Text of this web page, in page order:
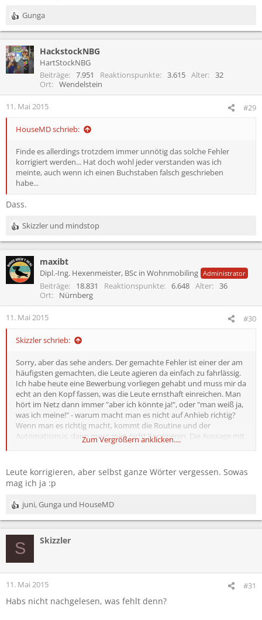
R
e
k
t
i
n
e
Gunga
HackstockNBG
HartStockNBG
Beiträge
7.951 Reaktionspunkte 3.615 Alter
32
Ort
Wendelstein
11. Mai 2015 #29
HouseMD schrieb:
Finde es allerdings trotzdem immer unnötig das solche Fehler
korrigiert werden... Hat doch wohl jeder verstanden was ich
meinte, auch wenn ich einen Buchstaben falsch geschrieben
habe...
Dass.
R
e
k
t
i
n
e
Skizzler und mindstop
maxibt
Dipl.-Ing. Hexenmeister, BSc in Wohnmobiling Administrator
Beiträge 18.831 Reaktionspunkte 6.648 Alter
36
Ort
Nürnberg
11. Mai 2015 #30
Skizzler schrieb:
Sorry, aber das sehe anders. Der gemachte Fehler ist einer der am
häufigsten gemachten, die Leute agieren da einfach zu fahrlässig.
Ich habe heute eine Bewerbung vorliegen gehabt und muss mir da
echt an den Kopf fassen, was die Leute ernsthaft einreichen. Man
hört im Netz dann immer "aber ich könnte ja!", oder "man weiß ja,
was ich meine!" - warum macht man es nicht auf Anhieb richtig?
Wenn man es richtig macht, kommt die Routine und der
Automatismus, dann muss man nicht korrigieren. Die Aussage mit
"Deutsch Lehrer" finde ich persönlich einfach nur unverschämt.
reden wir weiter. Man kann grundsätzlich zwischen
"Flüchtigkeitsfehlern" und "Faulheitsfehlern". Der oben genannte
Fehler entwertet, wenn man es genau nimmt, den kompletten
Satz, da der Unterschied zwischen "seid" und "seit" gravierend ist.
Die Bedeutungen muss ich dir ja wohl nicht erklären.
Zum Vergrößern anklicken....
Leute korrigieren, aber selbst ganze Wörter vergessen. Sowas
mag ich ja :p
R
e
i
o
n
n
juni,Gunga und HouseMD
S Skizzler
11. Mai 2015 #31
Habs nicht nachgelesen, was fehlt denn?